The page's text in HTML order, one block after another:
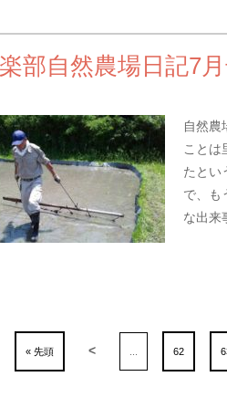
部自然農場日記7
自然農
ことは
たとい
で、も
な出来
« 先頭 < 62